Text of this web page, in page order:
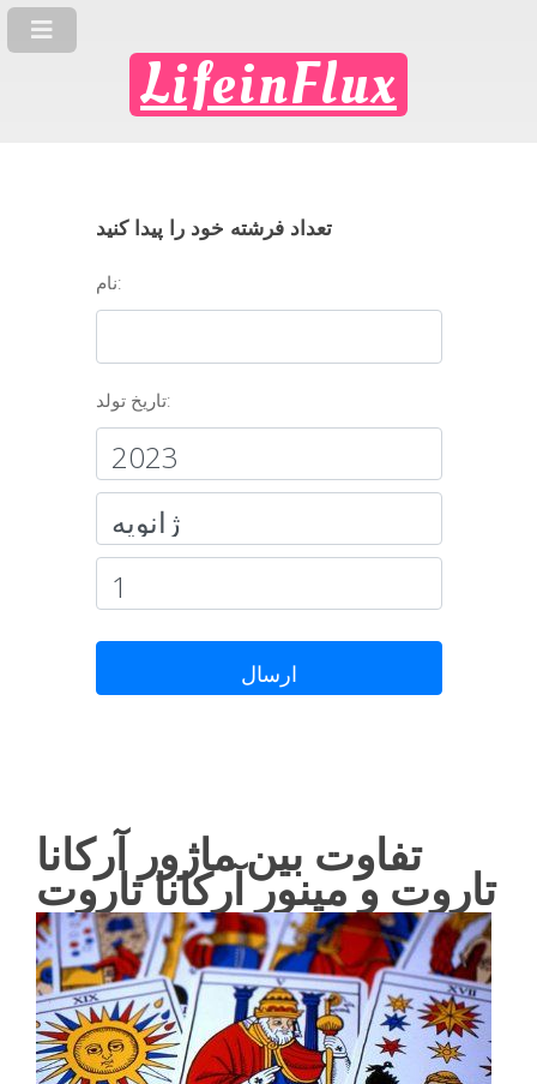
LifeinFlux
تعداد فرشته خود را پیدا کنید
نام:
تاریخ تولد:
ارسال
تفاوت بین ماژور آرکانا
تاروت و مینور آرکانا تاروت